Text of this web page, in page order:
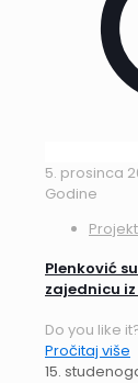
5. prosinca
Godine
Plenković
zajednicu
Do you like
Pročitaj više
15.